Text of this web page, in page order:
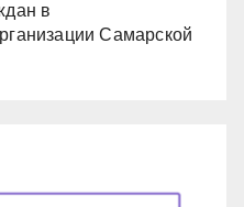
в
Самарской